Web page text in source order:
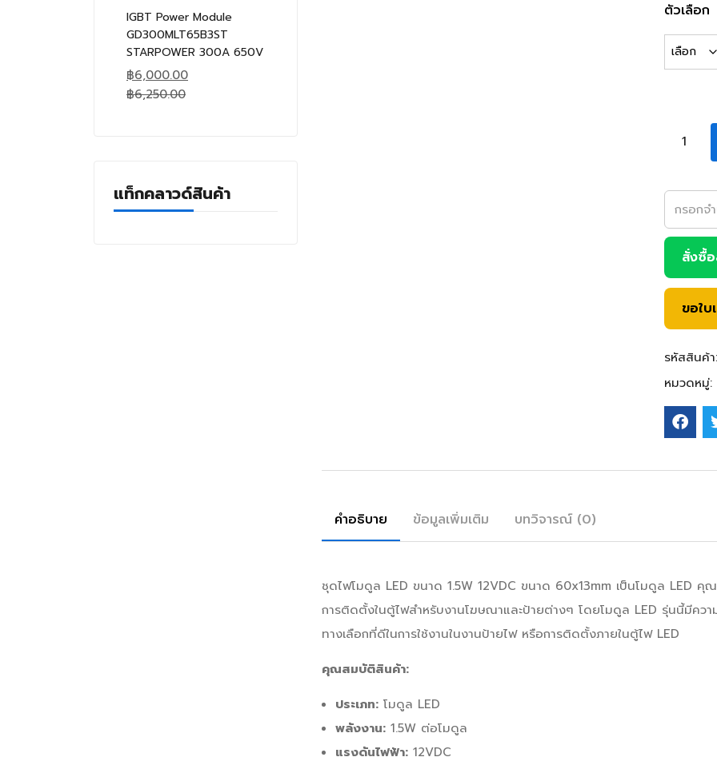
IGBT Power Module
GD300MLT65B3ST
STARPOWER 300A 650V
฿6,000.00
฿6,250.00
แท็กคลาวด์สินค้า
ตัวเลือก
สั่งซื้
ขอใบ
รหัสสินค้า:
หมวดหมู่:
คำอธิบาย ข้อมูลเพิ่มเติม บทวิจารณ์ (0)
ชุดไฟโมดูล LED ขนาด 1.5W 12VDC ขนาด 60x13mm เป็นโมดูล LED คุ
การติดตั้งในตู้ไฟสำหรับงานโฆษณาและป้ายต่างๆ โดยโมดูล LED รุ่นนี้มีควา
ทางเลือกที่ดีในการใช้งานในงานป้ายไฟ หรือการติดตั้งภายในตู้ไฟ LED
คุณสมบัติสินค้า:
ประเภท: โมดูล LED
พลังงาน: 1.5W ต่อโมดูล
แรงดันไฟฟ้า: 12VDC